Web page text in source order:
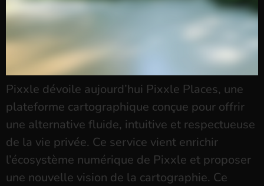
Pixxle dévoile aujourd’hui Pixxle Places, une
plateforme cartographique conçue pour offrir
une alternative fluide, intuitive et respectueuse
de la vie privée. Ce service vient enrichir
l’écosystème numérique de Pixxle et proposer
une nouvelle vision de la cartographie. Ce